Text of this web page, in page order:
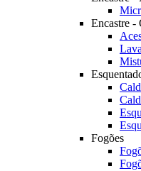
Encastre -
Fogões